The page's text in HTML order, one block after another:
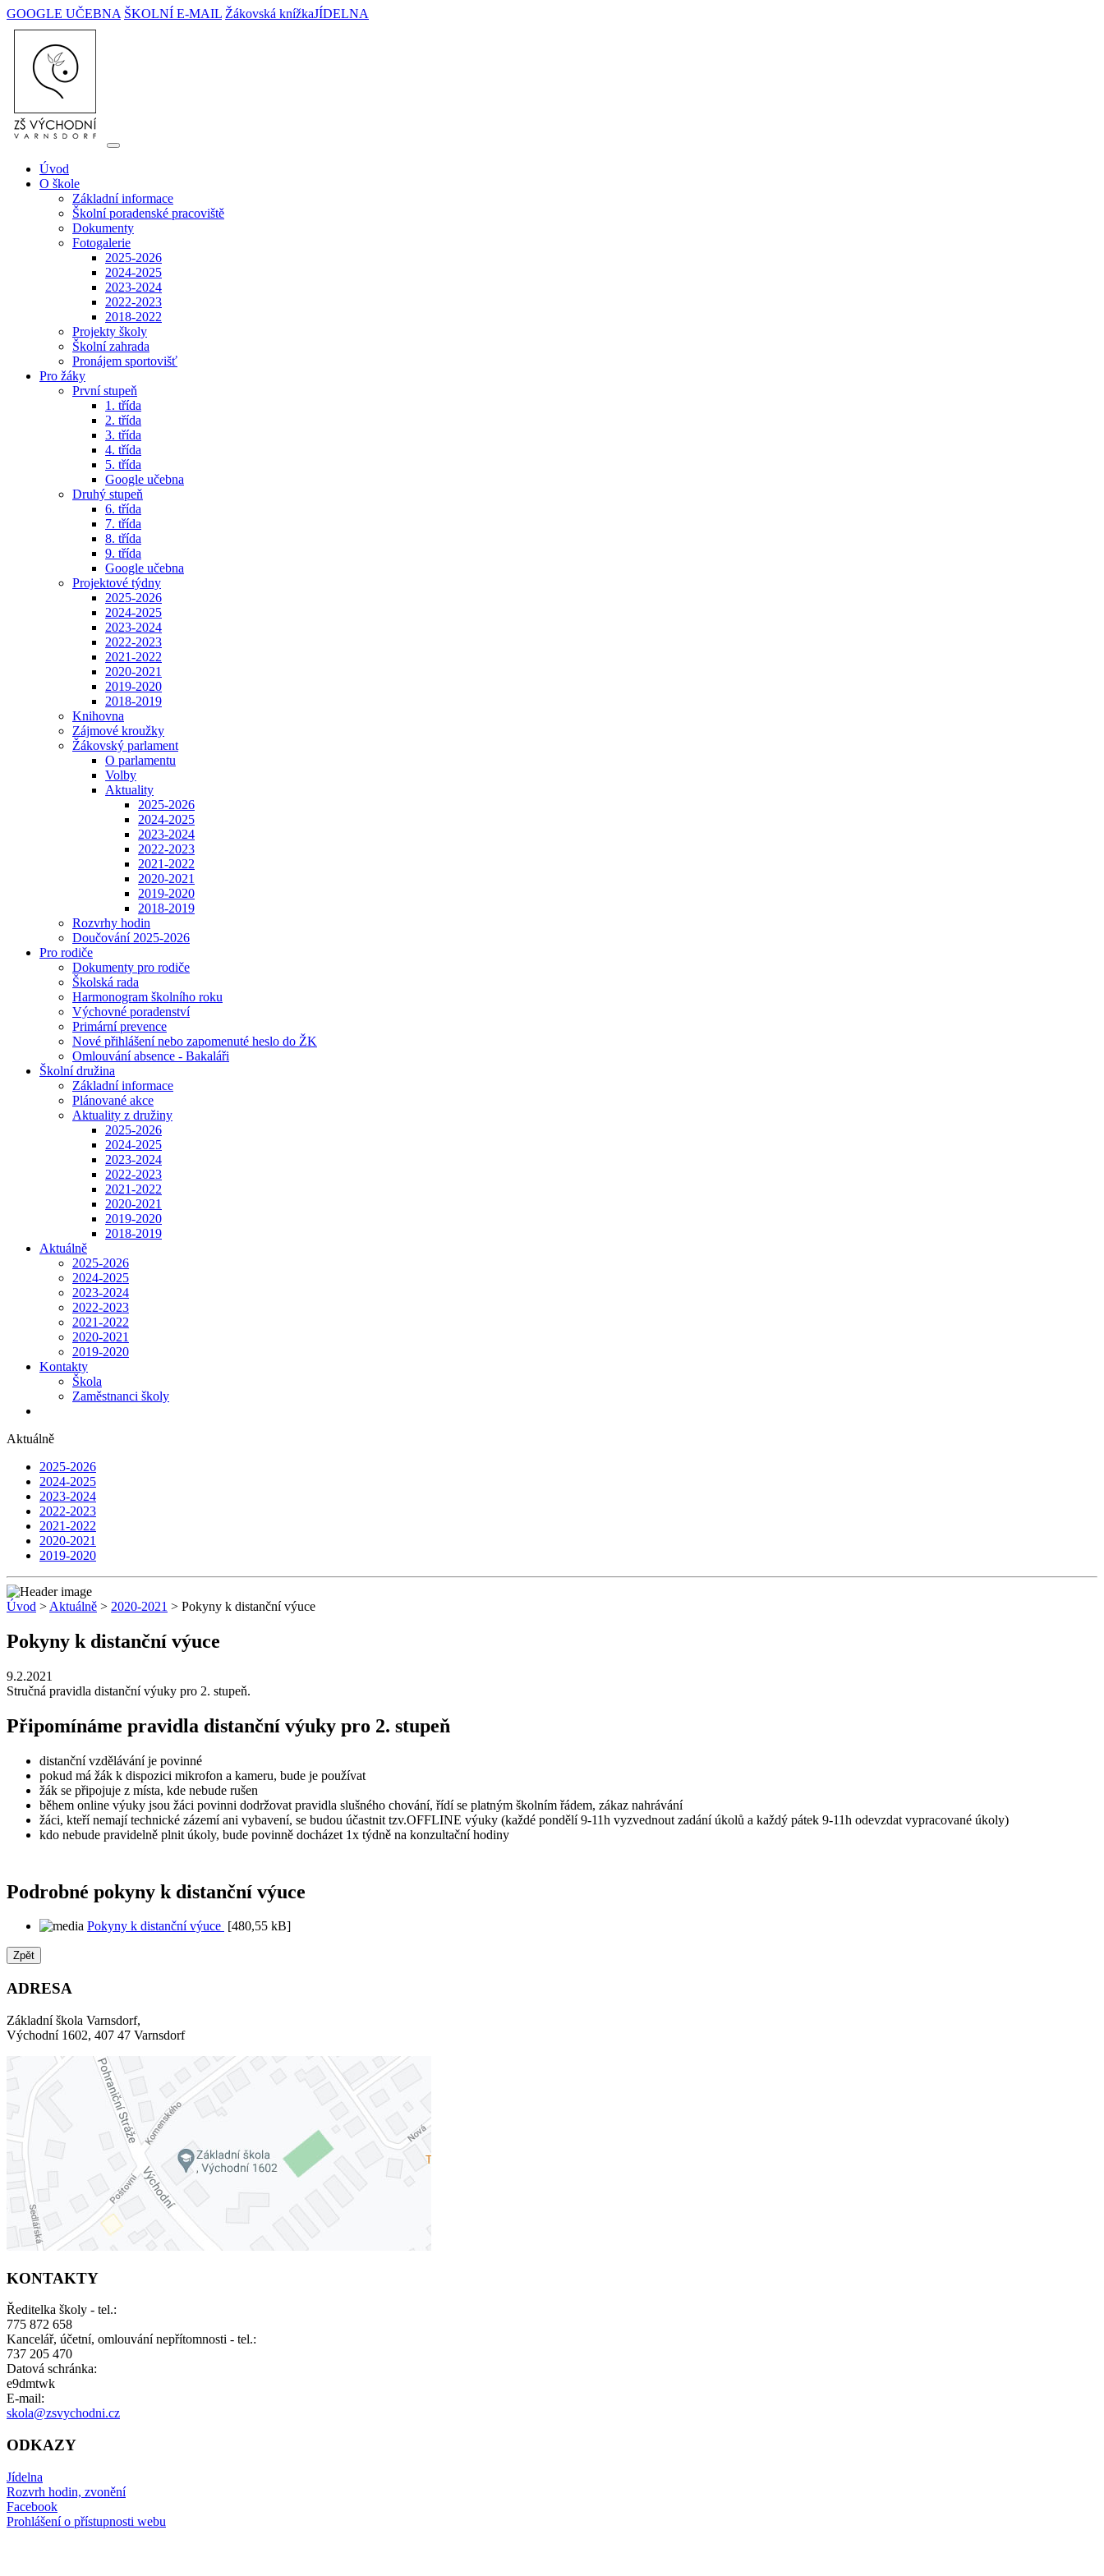
GOOGLE UČEBNA ŠKOLNÍ E-MAIL Žákovská knížkaJÍDELNA
Úvod
O škole
Základní informace
Školní poradenské pracoviště
Dokumenty
Fotogalerie
2025-2026
2024-2025
2023-2024
2022-2023
2018-2022
Projekty školy
Školní zahrada
Pronájem sportovišť
Pro žáky
První stupeň
1. třída
2. třída
3. třída
4. třída
5. třída
Google učebna
Druhý stupeň
6. třída
7. třída
8. třída
9. třída
Google učebna
Projektové týdny
2025-2026
2024-2025
2023-2024
2022-2023
2021-2022
2020-2021
2019-2020
2018-2019
Knihovna
Zájmové kroužky
Žákovský parlament
O parlamentu
Volby
Aktuality
2025-2026
2024-2025
2023-2024
2022-2023
2021-2022
2020-2021
2019-2020
2018-2019
Rozvrhy hodin
Doučování 2025-2026
Pro rodiče
Dokumenty pro rodiče
Školská rada
Harmonogram školního roku
Výchovné poradenství
Primární prevence
Nové přihlášení nebo zapomenuté heslo do ŽK
Omlouvání absence - Bakaláři
Školní družina
Základní informace
Plánované akce
Aktuality z družiny
2025-2026
2024-2025
2023-2024
2022-2023
2021-2022
2020-2021
2019-2020
2018-2019
Aktuálně
2025-2026
2024-2025
2023-2024
2022-2023
2021-2022
2020-2021
2019-2020
Kontakty
Škola
Zaměstnanci školy
Aktuálně
2025-2026
2024-2025
2023-2024
2022-2023
2021-2022
2020-2021
2019-2020
Úvod > Aktuálně > 2020-2021 > Pokyny k distanční výuce
Pokyny k distanční výuce
9.2.2021
Stručná pravidla distanční výuky pro 2. stupeň.
Připomínáme pravidla distanční výuky pro 2. stupeň
distanční vzdělávání je povinné
pokud má žák k dispozici mikrofon a kameru, bude je používat
žák se připojuje z místa, kde nebude rušen
během online výuky jsou žáci povinni dodržovat pravidla slušného chování, řídí se platným školním řádem, zákaz nahrávání
žáci, kteří nemají technické zázemí ani vybavení, se budou účastnit tzv.OFFLINE výuky (každé pondělí 9-11h vyzvednout zadání úkolů a každý pátek 9-11h odevzdat vypracované úkoly)
kdo nebude pravidelně plnit úkoly, bude povinně docházet 1x týdně na konzultační hodiny
Podrobné pokyny k distanční výuce
Pokyny k distanční výuce [480,55 kB]
Zpět
ADRESA
Základní škola Varnsdorf,
Východní 1602, 407 47 Varnsdorf
KONTAKTY
Ředitelka školy - tel.:
775 872 658
Kancelář, účetní, omlouvání nepřítomnosti - tel.:
737 205 470
Datová schránka:
e9dmtwk
E-mail:
skola@zsvychodni.cz
ODKAZY
Jídelna
Rozvrh hodin, zvonění
Facebook
Prohlášení o přístupnosti webu